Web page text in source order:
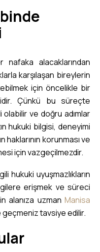
nafaka alacaklarından
karşılaşan bireylerin
için öncelikle bir
Çünkü bu süreçte
olabilir ve doğru adımlar
hukuki bilgisi, deneyimi
haklarının korunması ve
için vazgeçilmezdir.
hukuki uyuşmazlıkların
erişmek ve süreci
alanıza uzman Manisa
tavsiye edilir.